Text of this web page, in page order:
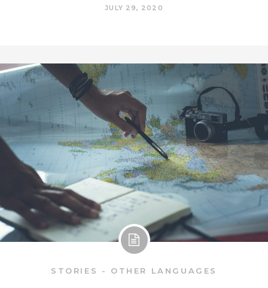
JULY 29, 2020
STORIES - OTHER LANGUAGES